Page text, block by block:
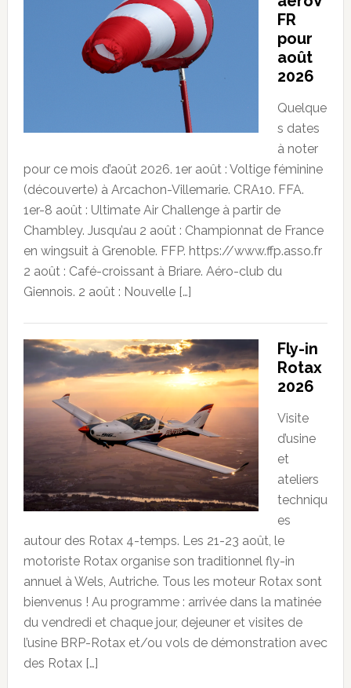
FR
pour
août
2026
Quelque
s dates
à noter
pour ce mois d’août 2026. 1er août : Voltige féminine
(découverte) à Arcachon-Villemarie. CRA10. FFA.
1er-8 août : Ultimate Air Challenge à partir de
Chambley. Jusqu’au 2 août : Championnat de France
en wingsuit à Grenoble. FFP. https://www.ffp.asso.fr
2 août : Café-croissant à Briare. Aéro-club du
Giennois. 2 août : Nouvelle […]
Fly-in
Rotax
2026
Visite
d’usine
et
ateliers
techniqu
es
autour des Rotax 4-temps. Les 21-23 août, le
motoriste Rotax organise son traditionnel fly-in
annuel à Wels, Autriche. Tous les moteur Rotax sont
bienvenus ! Au programme : arrivée dans la matinée
du vendredi et chaque jour, dejeuner et visites de
l’usine BRP-Rotax et/ou vols de démonstration avec
des Rotax […]